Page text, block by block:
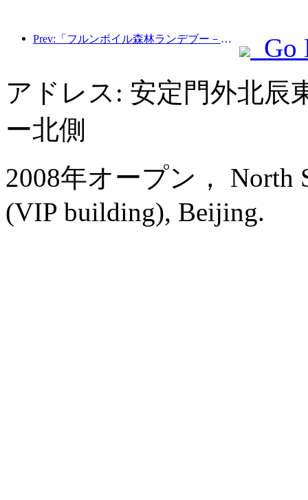
Prev:「フルンボイル森林ランデブー－大興安嶺エクスプレス－星光列車－天一旅」観光列車が初運行を行った。
Go
アドレス: 安定門外北辰
ー北側
2008年オープン， North
(VIP building), Beijing.